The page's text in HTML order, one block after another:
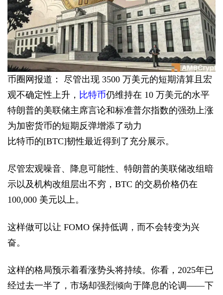
币圈网报道： 尽管出现 3500 万美元的短期清算且宏
观不确定性上升， 比特币仍维持在 10 万美元的水平
特朗普的美联储主席言论和标准普尔指数的强劲上涨
为加密货币的短期反弹增添了动力
比特币的[BTC]韧性最近得到了充分展示。
尽管宏观噪音、降息可能性、特朗普的美联储改组暗
示以及机构改组层出不穷，BTC 的交易价格仍在
100,000 美元以上。
这样做可以让 FOMO 保持低调，而不会转变为兴
奋。
这样的格局预示着看涨势头将持续。你看，2025年已
经过去一半了，市场却强烈倾向于降息的论调——下